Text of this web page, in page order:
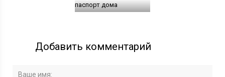
паспорт дома
Добавить комментарий